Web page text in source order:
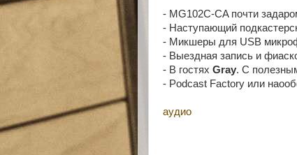
- MG102C-CA почти
- Наступающий
- Микшеры для USB
- Выездная запись и
- В гостях Gray. С
- Podcast Factory или
аудио